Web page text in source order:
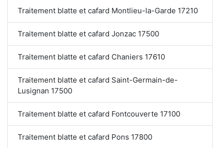
Traitement blatte et cafard Montlieu-la-Garde 17210
Traitement blatte et cafard Jonzac 17500
Traitement blatte et cafard Chaniers 17610
Traitement blatte et cafard Saint-Germain-de-
Lusignan 17500
Traitement blatte et cafard Fontcouverte 17100
Traitement blatte et cafard Pons 17800